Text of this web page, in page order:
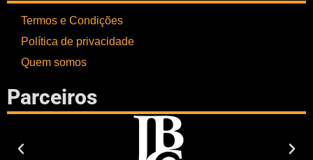
Termos e Condições
Política de privacidade
Quem somos
Parceiros